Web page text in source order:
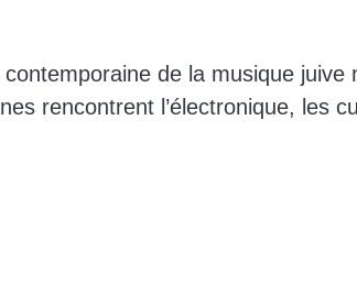
de la musique juive
rencontrent l’électronique, les